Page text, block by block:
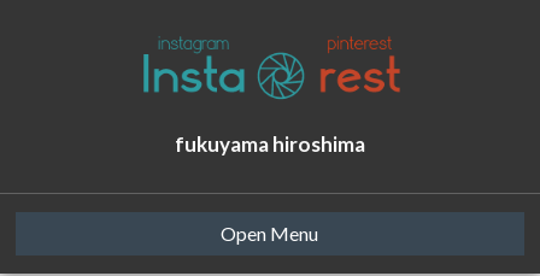
fukuyama hiroshima
Open Menu